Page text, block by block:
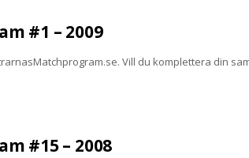
#1 – 2009
Vill du komplettera din
#15 – 2008